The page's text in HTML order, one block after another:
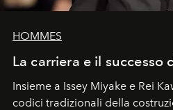
HOMMES
La carriera e il successo
Insieme a Issey Miyake e Rei
codici tradizionali della